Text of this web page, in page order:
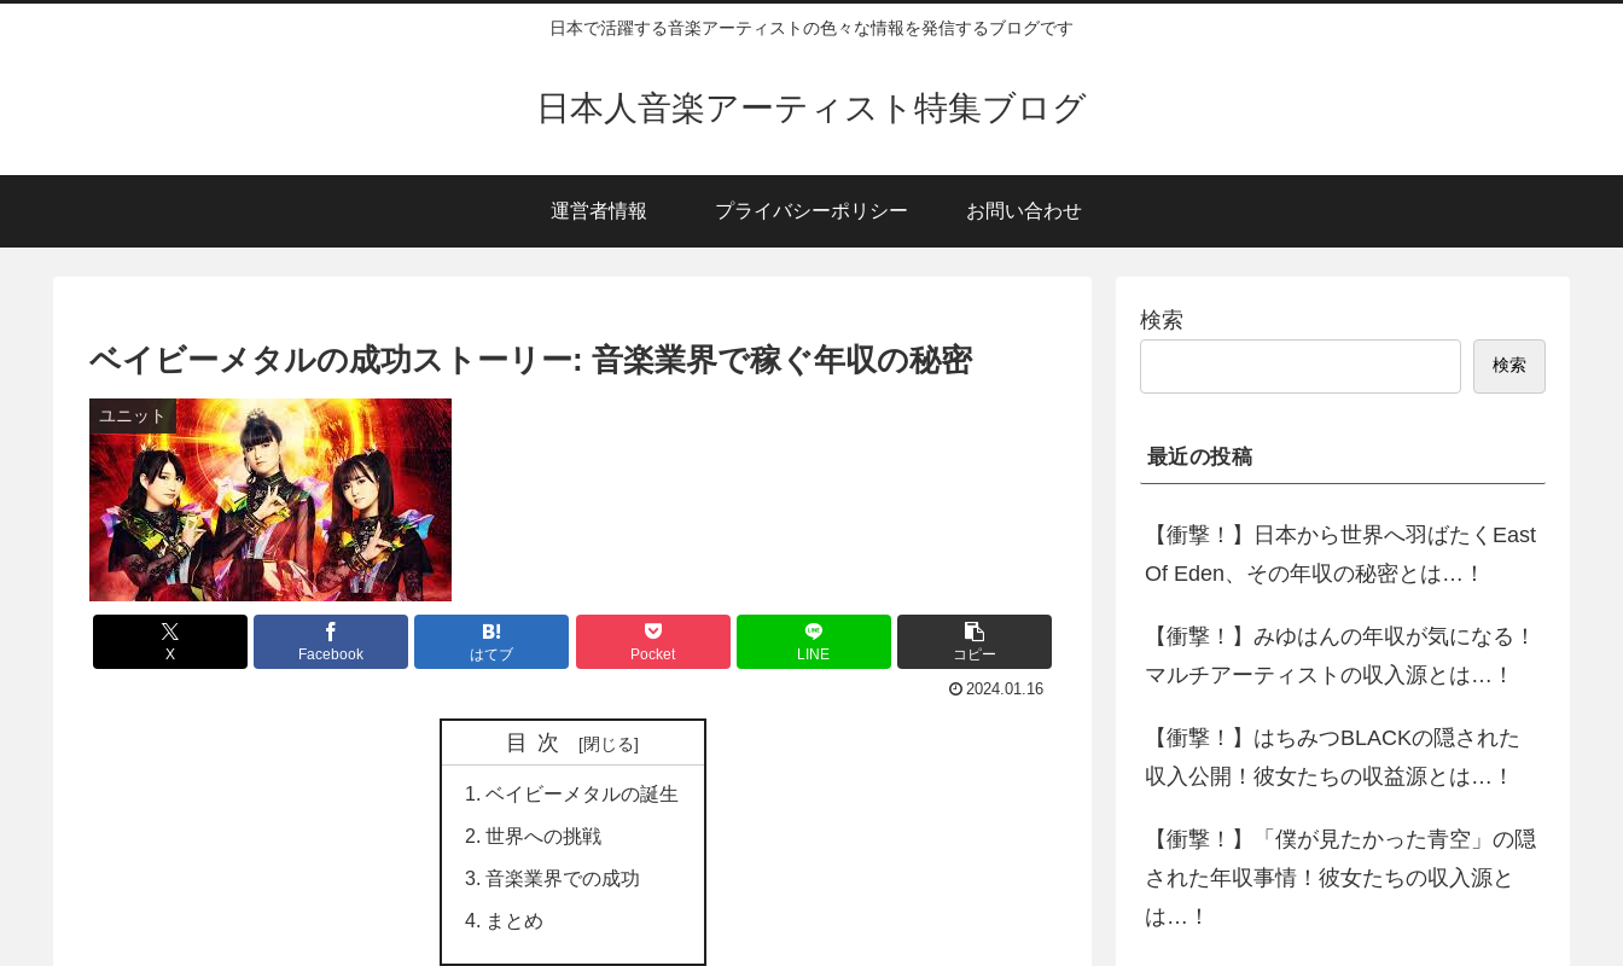
日本で活躍する音楽アーティストの色々な情報を発信するブログです
日本人音楽アーティスト特集ブログ
運営者情報 プライバシーポリシー お問い合わせ
ベイビーメタルの成功ストーリー: 音楽業界で稼ぐ年収の秘密
ユニット
X Facebook はてブ Pocket LINE コピー
2024.01.16
目次
ベイビーメタルの誕生
世界への挑戦
音楽業界での成功
まとめ
検索
検索
最近の投稿
【衝撃！】日本から世界へ羽ばたくEast
Of Eden、その年収の秘密とは…！
【衝撃！】みゆはんの年収が気になる！
マルチアーティストの収入源とは…！
【衝撃！】はちみつBLACKの隠された
収入公開！彼女たちの収益源とは…！
【衝撃！】「僕が見たかった青空」の隠
された年収事情！彼女たちの収入源と
は…！